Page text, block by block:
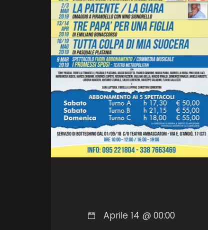
Aprile 14 @ 00:00